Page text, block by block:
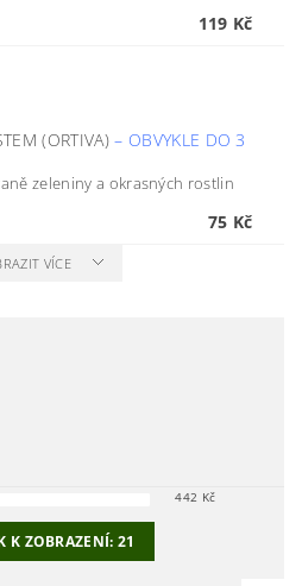
119 Kč
(ORTIVA)– OBVYKLE DO 3
zeleniny a okrasných rostlin
75 Kč
VÍCE
442 Kč
K ZOBRAZENÍ:21